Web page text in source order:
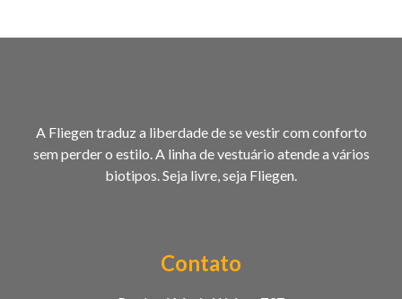
A Fliegen traduz a liberdade de se vestir com conforto
sem perder o estilo. A linha de vestuário atende a vários
biotipos. Seja livre, seja Fliegen.
Contato